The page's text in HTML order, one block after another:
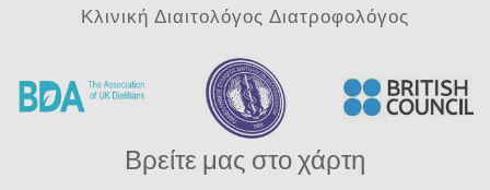
Κλινική Διαιτολόγος Διατροφολόγος
Βρείτε μας στο χάρτη